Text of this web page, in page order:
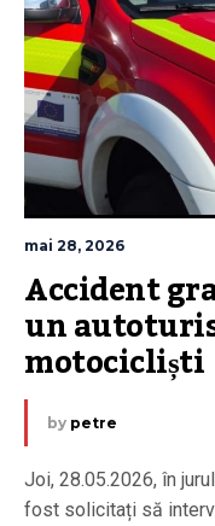
mai 28, 2026
Accident
un
motocicliști
by petre
Joi, 28.05.2026, în
fost solicitați să